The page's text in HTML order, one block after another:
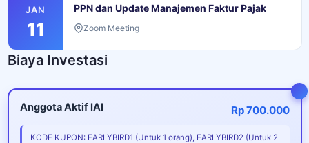
JAN
11
PPN dan Update Manajemen Faktur Pajak
Zoom Meeting
Biaya Investasi
Anggota Aktif IAI Rp 700.000
KODE KUPON: EARLYBIRD1 (Untuk 1 orang), EARLYBIRD2 (Untuk 2